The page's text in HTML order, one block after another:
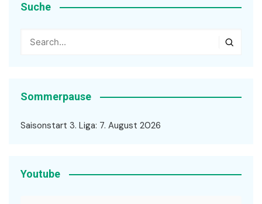
Suche
Sommerpause
Saisonstart 3. Liga: 7. August 2026
Youtube